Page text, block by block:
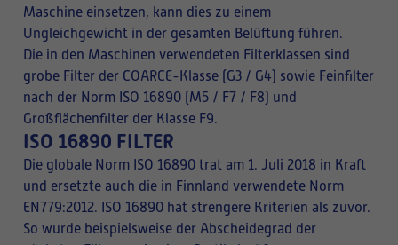
Maschine einsetzen, kann dies zu einem
Ungleichgewicht in der gesamten Belüftung führen.
Die in den Maschinen verwendeten Filterklassen sind
grobe Filter der COARCE-Klasse (G3 / G4) sowie Feinfilter
nach der Norm ISO 16890 (M5 / F7 / F8) und
Großflächenfilter der Klasse F9.
ISO 16890 FILTER
Die globale Norm ISO 16890 trat am 1. Juli 2018 in Kraft
und ersetzte auch die in Finnland verwendete Norm
EN779:2012. ISO 16890 hat strengere Kriterien als zuvor.
So wurde beispielsweise der Abscheidegrad der